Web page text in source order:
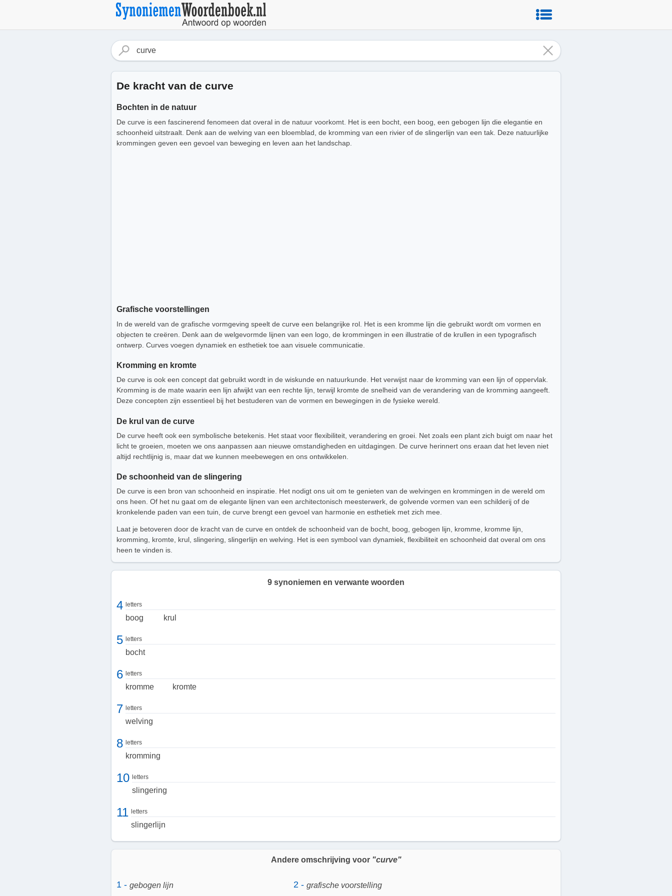
De kracht van de curve
Bochten in de natuur
De curve is een fascinerend fenomeen dat overal in de natuur voorkomt. Het is een bocht, een boog, een gebogen lijn die elegantie en
schoonheid uitstraalt. Denk aan de welving van een bloemblad, de kromming van een rivier of de slingerlijn van een tak. Deze natuurlijke
krommingen geven een gevoel van beweging en leven aan het landschap.
Grafische voorstellingen
In de wereld van de grafische vormgeving speelt de curve een belangrijke rol. Het is een kromme lijn die gebruikt wordt om vormen en
objecten te creëren. Denk aan de welgevormde lijnen van een logo, de krommingen in een illustratie of de krullen in een typografisch
ontwerp. Curves voegen dynamiek en esthetiek toe aan visuele communicatie.
Kromming en kromte
De curve is ook een concept dat gebruikt wordt in de wiskunde en natuurkunde. Het verwijst naar de kromming van een lijn of oppervlak.
Kromming is de mate waarin een lijn afwijkt van een rechte lijn, terwijl kromte de snelheid van de verandering van de kromming aangeeft.
Deze concepten zijn essentieel bij het bestuderen van de vormen en bewegingen in de fysieke wereld.
De krul van de curve
De curve heeft ook een symbolische betekenis. Het staat voor flexibiliteit, verandering en groei. Net zoals een plant zich buigt om naar het
licht te groeien, moeten we ons aanpassen aan nieuwe omstandigheden en uitdagingen. De curve herinnert ons eraan dat het leven niet
altijd rechtlijnig is, maar dat we kunnen meebewegen en ons ontwikkelen.
De schoonheid van de slingering
De curve is een bron van schoonheid en inspiratie. Het nodigt ons uit om te genieten van de welvingen en krommingen in de wereld om
ons heen. Of het nu gaat om de elegante lijnen van een architectonisch meesterwerk, de golvende vormen van een schilderij of de
kronkelende paden van een tuin, de curve brengt een gevoel van harmonie en esthetiek met zich mee.
Laat je betoveren door de kracht van de curve en ontdek de schoonheid van de bocht, boog, gebogen lijn, kromme, kromme lijn,
kromming, kromte, krul, slingering, slingerlijn en welving. Het is een symbool van dynamiek, flexibiliteit en schoonheid dat overal om ons
heen te vinden is.
9 synoniemen en verwante woorden
4 letters
boog krul
5 letters
bocht
6 letters
kromme kromte
7 letters
welving
8 letters
kromming
10 letters
slingering
11 letters
slingerlijn
Andere omschrijving voor "curve"
1 - gebogen lijn 2 - grafische voorstelling